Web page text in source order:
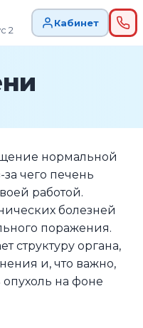
2
Кабинет
нормальной
чего печень
работой.
болезней
поражения.
структуру органа,
и, что важно,
на фоне